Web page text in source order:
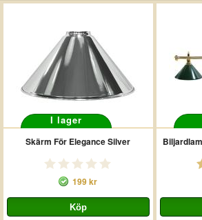
I lager
Skärm För Elegance Silver
199 kr